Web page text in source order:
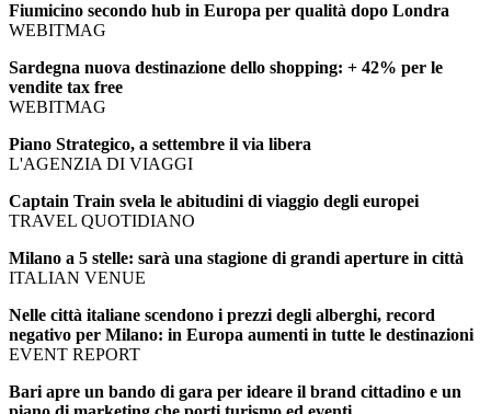
Fiumicino secondo hub in Europa per qualità dopo Londra
WEBITMAG
Sardegna nuova destinazione dello shopping: + 42% per le
vendite tax free
WEBITMAG
Piano Strategico, a settembre il via libera
L'AGENZIA DI VIAGGI
Captain Train svela le abitudini di viaggio degli europei
TRAVEL QUOTIDIANO
Milano a 5 stelle: sarà una stagione di grandi aperture in città
ITALIAN VENUE
Nelle città italiane scendono i prezzi degli alberghi, record
negativo per Milano: in Europa aumenti in tutte le destinazioni
EVENT REPORT
Bari apre un bando di gara per ideare il brand cittadino e un